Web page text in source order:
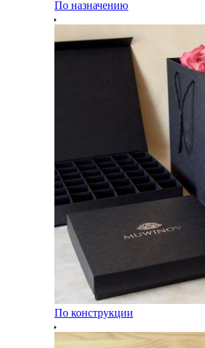
По назначению
По конструкции